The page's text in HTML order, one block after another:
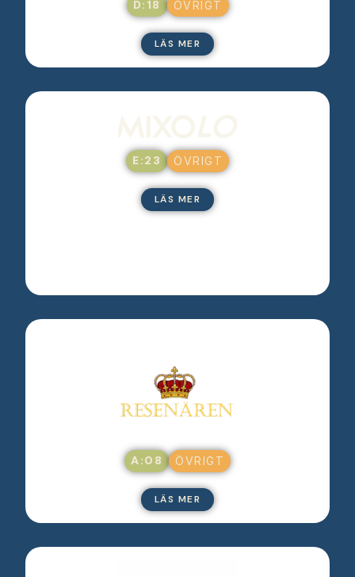
D:18 ÖVRIGT
LÄS MER
E:23 ÖVRIGT
LÄS MER
A:08 ÖVRIGT
LÄS MER